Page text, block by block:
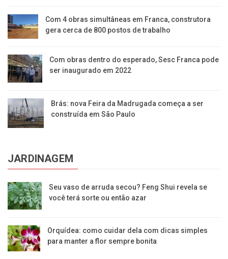
Com 4 obras simultâneas em Franca, construtora
gera cerca de 800 postos de trabalho
Com obras dentro do esperado, Sesc Franca pode
ser inaugurado em 2022
Brás: nova Feira da Madrugada começa a ser
construída em São Paulo
JARDINAGEM
Seu vaso de arruda secou? Feng Shui revela se
você terá sorte ou então azar
Orquídea: como cuidar dela com dicas simples
para manter a flor sempre bonita